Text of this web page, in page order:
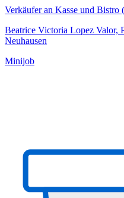
Verkäufer an Kasse und Bistro
Beatrice Victoria Lopez Valor,
Neuhausen
Minijob